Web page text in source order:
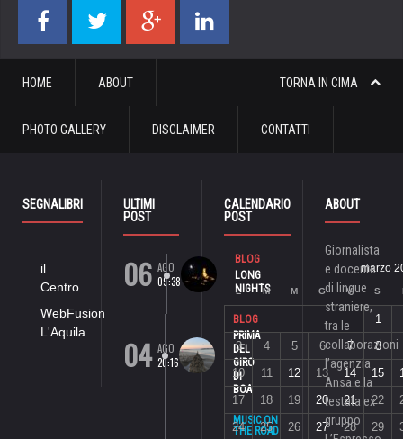
TORNA IN CIMA
HOME ABOUT
PHOTO GALLERY DISCLAIMER CONTATTI
SEGNALIBRI
il
Centro
WebFusion
L'Aquila
ULTIMI
POST
06 AGO
09:38
BLOG
LONG
NIGHTS
04 AGO
20:16
BLOG
PRIMA
DEL
GIRO
DI
BOA
MUSIC ON
THE ROAD
CALENDARIO
POST
marzo
L M M G V S
1
3
4 5 6 7 8
10
11 12 13 14 15
17
18 19 20 21 22
24
25 26 27 28 29
ABOUT
Giornalista
e docente
di lingue
straniere,
tra le
collaborazioni
l’agenzia
Ansa e la
testata ex
gruppo